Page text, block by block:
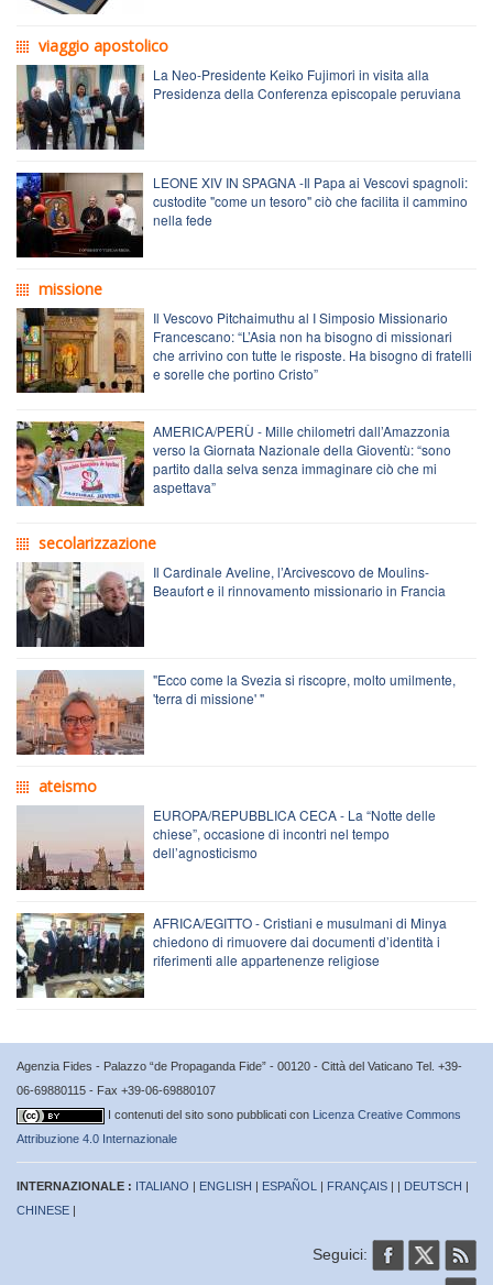
viaggio apostolico
La Neo-Presidente Keiko Fujimori in visita alla
Presidenza della Conferenza episcopale peruviana
LEONE XIV IN SPAGNA -Il Papa ai Vescovi spagnoli:
custodite "come un tesoro" ciò che facilita il cammino
nella fede
missione
Il Vescovo Pitchaimuthu al I Simposio Missionario
Francescano: “L’Asia non ha bisogno di missionari
che arrivino con tutte le risposte. Ha bisogno di fratelli
e sorelle che portino Cristo”
AMERICA/PERÙ - Mille chilometri dall’Amazzonia
verso la Giornata Nazionale della Gioventù: “sono
partito dalla selva senza immaginare ciò che mi
aspettava”
secolarizzazione
Il Cardinale Aveline, l’Arcivescovo de Moulins-
Beaufort e il rinnovamento missionario in Francia
"Ecco come la Svezia si riscopre, molto umilmente,
'terra di missione' "
ateismo
EUROPA/REPUBBLICA CECA - La “Notte delle
chiese”, occasione di incontri nel tempo
dell’agnosticismo
AFRICA/EGITTO - Cristiani e musulmani di Minya
chiedono di rimuovere dai documenti d’identità i
riferimenti alle appartenenze religiose
Agenzia Fides - Palazzo “de Propaganda Fide” - 00120 - Città del Vaticano Tel. +39-
06-69880115 - Fax +39-06-69880107
I contenuti del sito sono pubblicati con Licenza Creative Commons
Attribuzione 4.0 Internazionale
INTERNAZIONALE : ITALIANO | ENGLISH | ESPAÑOL | FRANÇAIS | | DEUTSCH |
CHINESE |
Seguici: